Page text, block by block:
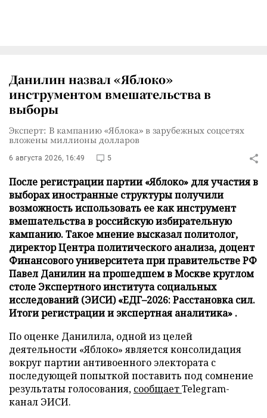
Данилин назвал «Яблоко»
инструментом вмешательства в
выборы
Эксперт: В кампанию «Яблока» в зарубежных соцсетях
вложены миллионы долларов
6 августа 2026, 16:49 5
После регистрации партии «Яблоко» для участия в
выборах иностранные структуры получили
возможность использовать ее как инструмент
вмешательства в российскую избирательную
кампанию. Такое мнение высказал политолог,
директор Центра политического анализа, доцент
Финансового университета при правительстве РФ
Павел Данилин на прошедшем в Москве круглом
столе Экспертного института социальных
исследований (ЭИСИ) «ЕДГ–2026: Расстановка сил.
Итоги регистрации и экспертная аналитика» .
По оценке Данилила, одной из целей
деятельности «Яблоко» является консолидация
вокруг партии антивоенного электората с
последующей попыткой поставить под сомнение
результаты голосования, сообщаетTelegram-
канал ЭИСИ.